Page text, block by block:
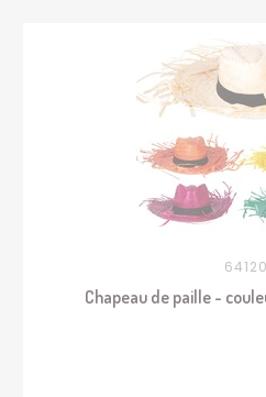
64120
Chapeau de paille -